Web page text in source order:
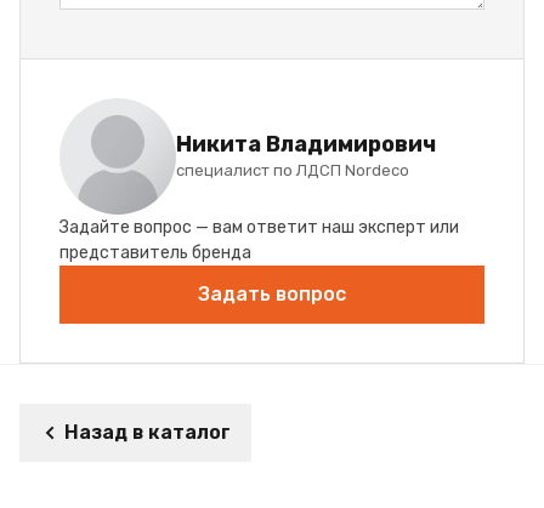
Никита Владимирович
специалист по ЛДСП Nordeco
Задайте вопрос — вам ответит наш эксперт или
представитель бренда
Задать вопрос
Назад в каталог